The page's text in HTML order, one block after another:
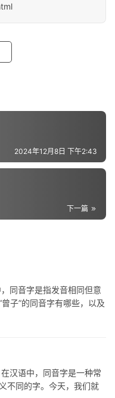
2024年12月8日 下午2:43
下一篇
音字是指发音相同但意
子”的同音字有哪些，以及
语中，同音字是一种常
不同的字。今天，我们就